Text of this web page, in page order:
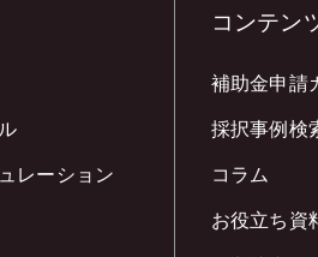
レーション
コンテン
補助金申請
採択事例検
コラム
お役立ち資